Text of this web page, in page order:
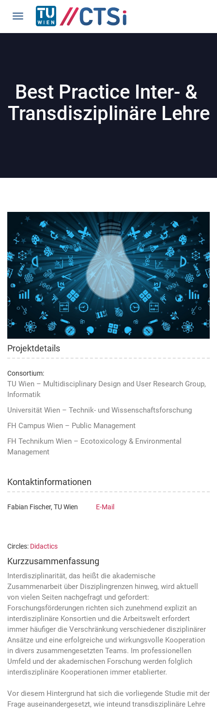
Best Practice Inter- &
Transdisziplinäre Lehre
Projektdetails
Consortium:
TU Wien – Multidisciplinary Design and User Research Group,
Informatik
Universität Wien – Technik- und Wissenschaftsforschung
FH Campus Wien – Public Management
FH Technikum Wien – Ecotoxicology & Environmental
Management
Kontaktinformationen
Fabian Fischer, TU Wien E-Mail
Circles: Didactics
Kurzzusammenfassung
Interdisziplinarität, das heißt die akademische
Zusammenarbeit über Disziplingrenzen hinweg, wird aktuell
von vielen Seiten nachgefragt und gefordert:
Forschungsförderungen richten sich zunehmend explizit an
interdisziplinäre Konsortien und die Arbeitswelt erfordert
immer häufiger die Verschränkung verschiedener disziplinärer
Ansätze und eine erfolgreiche und wirkungsvolle Kooperation
in divers zusammengesetzten Teams. Im professionellen
Umfeld und der akademischen Forschung werden folglich
interdisziplinäre Kooperationen immer etablierter.
Vor diesem Hintergrund hat sich die vorliegende Studie mit der
Frage auseinandergesetzt, wie inteund transdisziplinäre Lehre